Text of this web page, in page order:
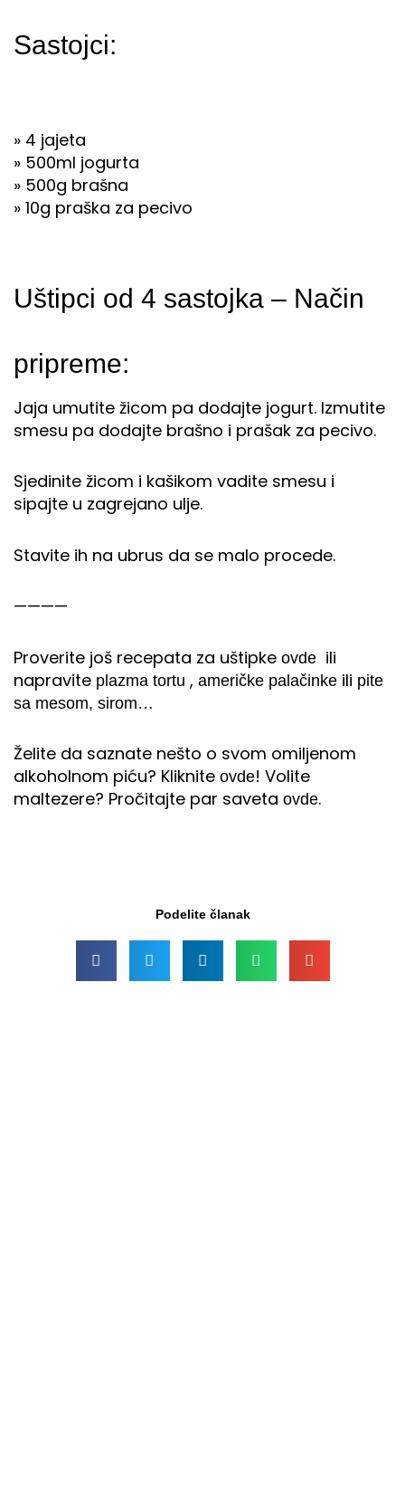
Sastojci:
» 4 jajeta
» 500ml jogurta
» 500g brašna
» 10g praška za pecivo
Uštipci od 4 sastojka – Način
pripreme:
Jaja umutite žicom pa dodajte jogurt. Izmutite
smesu pa dodajte brašno i prašak za pecivo.
Sjedinite žicom i kašikom vadite smesu i
sipajte u zagrejano ulje.
Stavite ih na ubrus da se malo procede.
————
Proverite još recepata za uštipke ovde ili
napravite plazma tortu , američke palačinke ili pite
sa mesom, sirom…
Želite da saznate nešto o svom omiljenom
alkoholnom piću? Kliknite ovde! Volite
maltezere? Pročitajte par saveta ovde.
Podelite članak